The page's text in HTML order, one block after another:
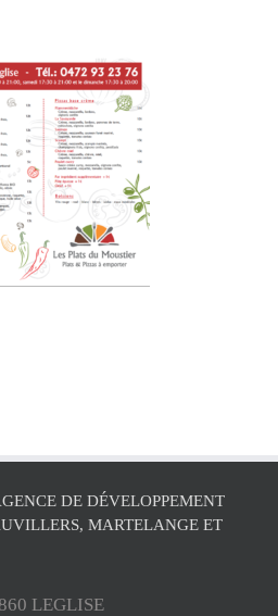
DE DÉVELOPPEMENT
MARTELANGE ET
LEGLISE